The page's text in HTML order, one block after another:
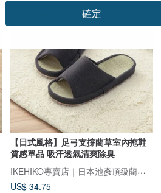
【日式風格】足弓支撐藺草室內拖鞋
質感單品 吸汗透氣清爽除臭
IKEHIKO專賣店｜日本池彥頂級藺草製品｜讓生活與自然更靠近
US$ 34.75
確定